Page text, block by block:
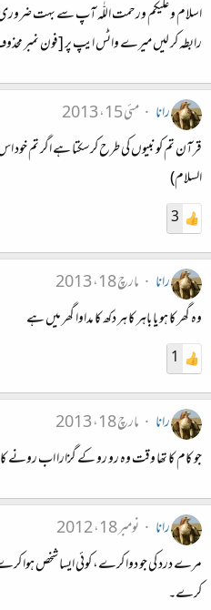
اسلام و علیکم ورحمت اللّٰہ آپ سے بہت ضروری
رابطہ کر لیں میرے واٹس ایپ پر [فون نمبر
رانا
مئی 15، 2013
قرآن تم کو نبیوں کی طرح کرسکتا ہے اگر تم
السلام)
3
رانا
مارچ 18، 2013
وہ گھر کا ہو یا باہر کا ہر دکھ کا مداوا گھر میں ہے
1
رانا
مارچ 18، 2013
جو کام کا تھا وقت وہ رو رو کے گزارا اب رونے
رانا
نومبر 18، 2012
مرے درد کی جو دوا کرے، کوئی ایسا شخص ہوا
کرے۔